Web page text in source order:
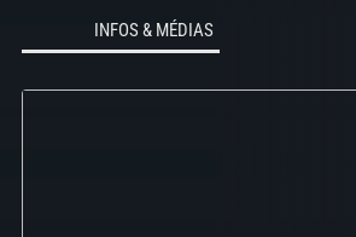
INFOS & MÉDIAS